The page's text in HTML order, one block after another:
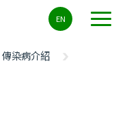
EN
傳染病介紹